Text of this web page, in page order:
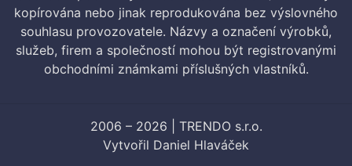
kopírována nebo jinak reprodukována bez výslovného
souhlasu provozovatele. Názvy a označení výrobků,
služeb, firem a společností mohou být registrovanými
obchodními známkami příslušných vlastníků.
2006 – 2026 | TRENDO s.r.o.
Vytvořil Daniel Hlaváček